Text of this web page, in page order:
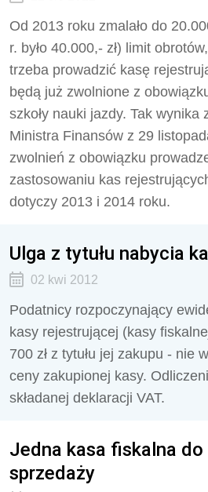
Od 2013 roku zmalało do
r. było 40.000,- zł) limit
trzeba prowadzić kasę
będą już zwolnione z
szkoły nauki jazdy. Tak wynika
Ministra Finansów z 29
zwolnień z obowiązku
zastosowaniu kas
dotyczy 2013 i 2014 roku.
Ulga z tytułu nabycia
02 kwi 2012
Podatnicy rozpoczynający
kasy rejestrującej (kasy
700 zł z tytułu jej zakupu - nie
ceny zakupionej kasy.
składanej deklaracji VAT.
Jedna kasa fiskalna
sprzedaży